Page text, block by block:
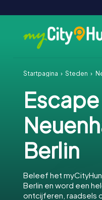
Startpagina Steden
Berlin
Beleef het
Berlin en word een
ontcijferen, raadsels